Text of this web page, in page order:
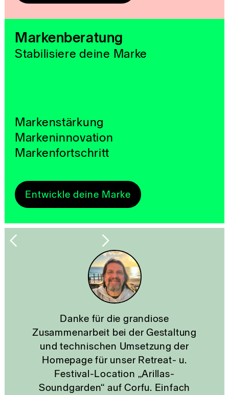
Markenberatung
Stabilisiere deine Marke
Markenstärkung
Markeninnovation
Markenfortschritt
Entwickle deine Marke
Danke für die grandiose
bei der Gestaltung
und technischen Umsetzung der
Homepage für unser Retreat- u.
Festival-Location „Arillas-
Soundgarden“ auf Corfu. Einfach